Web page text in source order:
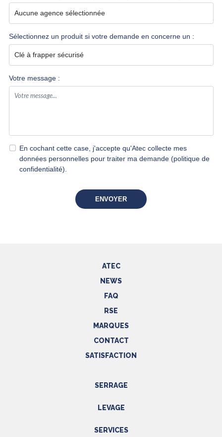
Sélectionnez un produit si votre demande en concerne un :
Votre message :
En cochant cette case, j'accepte qu'Atec collecte mes
données personnelles pour traiter ma demande (politique de
confidentialité)
ENVOYER
ATEC
NEWS
FAQ
RSE
MARQUES
CONTACT
SATISFACTION
SERRAGE
Outils électriques
LEVAGE
SERVICES